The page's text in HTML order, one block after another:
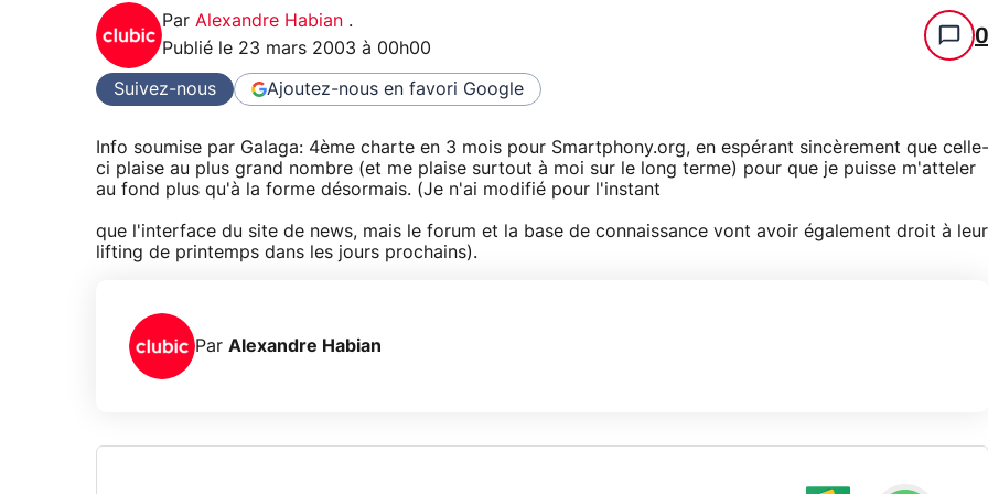
Par Alexandre Habian .
Publié le 23 mars 2003 à 00h00 0
Suivez-nous Ajoutez-nous en favori Google
Info soumise par Galaga: 4ème charte en 3 mois pour Smartphony.org, en espérant sincèrement que celle-
ci plaise au plus grand nombre (et me plaise surtout à moi sur le long terme) pour que je puisse m'atteler
au fond plus qu'à la forme désormais. (Je n'ai modifié pour l'instant
que l'interface du site de news, mais le forum et la base de connaissance vont avoir également droit à leur
lifting de printemps dans les jours prochains).
Par Alexandre Habian